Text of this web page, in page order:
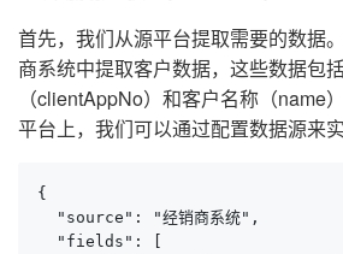
首先，我们从源平台提取需要的数据
商系统中提取客户数据，这些数据包
（clientAppNo）和客户名称（name
平台上，我们可以通过配置数据源来实
{
  "source": "经销商系统",
  "fields": [